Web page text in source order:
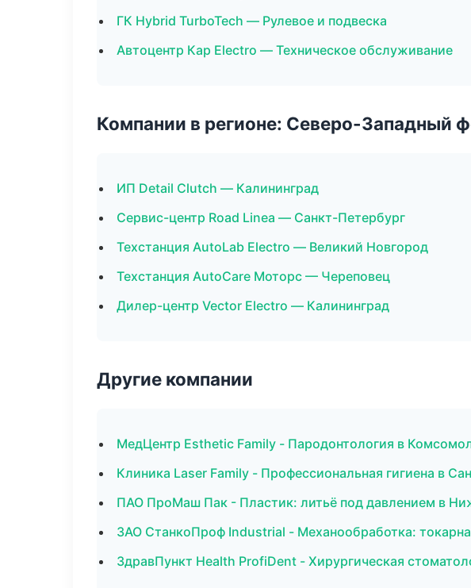
ГК Hybrid TurboTech — Рулевое и подвеска
Автоцентр Кар Electro — Техническое обслуживание
Компании в регионе: Северо-Западный
ИП Detail Clutch — Калининград
Сервис-центр Road Linea — Санкт-Петербург
Техстанция AutoLab Electro — Великий Новгород
Техстанция AutoCare Моторс — Череповец
Дилер-центр Vector Electro — Калининград
Другие компании
МедЦентр Esthetic Family - Пародонтология в
Клиника Laser Family - Профессиональная гигиена в
ПАО ПроМаш Пак - Пластик: литьё под давлением в
ЗАО СтанкоПроф Industrial - Механообработка:
ЗдравПункт Health ProfiDent - Хирургическая